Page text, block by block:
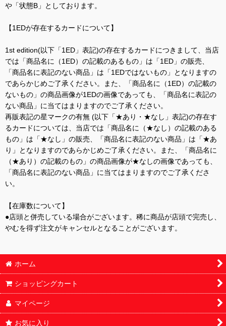
や「状態B」としております。
【1EDが存在するカードについて】
1st edition(以下「1ED」表記)の存在するカードにつきまして、当店
では「商品名に（1ED）の記載のあるもの」は「1ED」の販売、
「商品名に表記のない商品」は「1EDではないもの」となりますの
であらかじめご了承ください。また、「商品名に（1ED）の記載の
ないもの」の商品画像が1EDの画像であっても、「商品名に表記の
ない商品」に当てはまりますのでご了承ください。
再販表記の星マークの有無 (以下「★あり・★なし」表記)の存在す
るカードについては、当店では「商品名に（★なし）の記載のある
もの」は「★なし」の販売、「商品名に表記のない商品」は「★あ
り」となりますのであらかじめご了承ください。また、「商品名に
（★あり）の記載のもの」の商品画像が★なしの画像であっても、
「商品名に表記のない商品」に当てはまりますのでご了承くださ
い。
【在庫数について】
●店頭と併売している場合がございます。稀に商品が店頭で完売し、
やむを得ず注文がキャンセルとなることがございます。
ホーム
ショッピングカート
マイページ
お気に入り